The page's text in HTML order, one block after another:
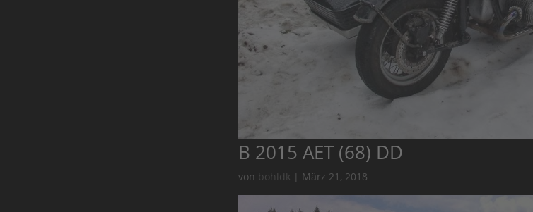
B 2015 AET (68) DD
von bohldk| März 21, 2018